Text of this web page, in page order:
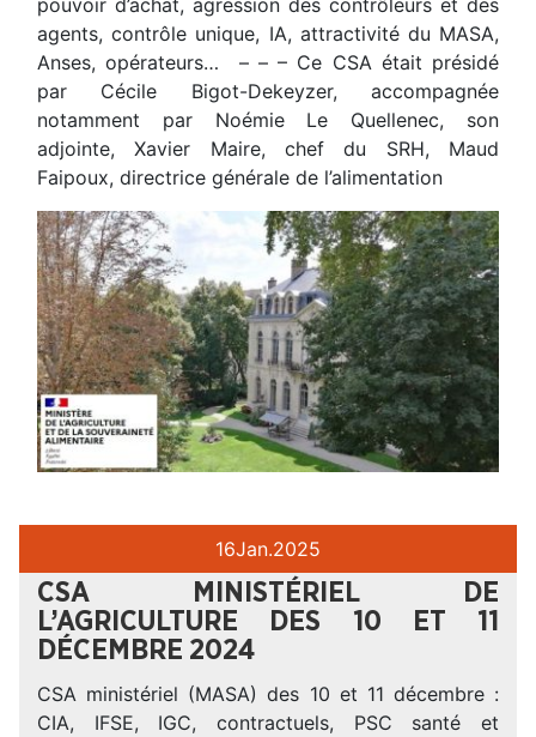
pouvoir d’achat, agression des contrôleurs et des
agents, contrôle unique, IA, attractivité du MASA,
Anses, opérateurs… – – – Ce CSA était présidé
par Cécile Bigot-Dekeyzer, accompagnée
notamment par Noémie Le Quellenec, son
adjointe, Xavier Maire, chef du SRH, Maud
Faipoux, directrice générale de l’alimentation
16Jan.2025
CSA MINISTÉRIEL DE
L’AGRICULTURE DES 10 ET 11
DÉCEMBRE 2024
CSA ministériel (MASA) des 10 et 11 décembre :
CIA, IFSE, IGC, contractuels, PSC santé et